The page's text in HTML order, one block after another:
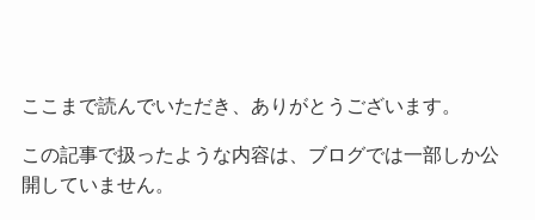
ここまで読んでいただき、ありがとうございます。
この記事で扱ったような内容は、ブログでは一部しか公
開していません。